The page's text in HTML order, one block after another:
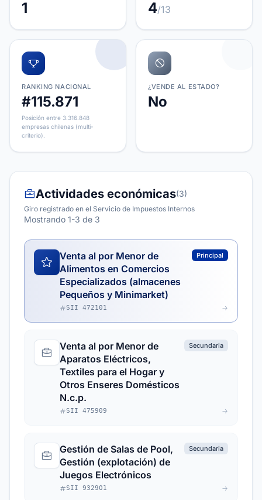
1 4/13
RANKING NACIONAL
#115.871
Posición entre 3.316.848
empresas chilenas (multi-
criterio).
¿VENDE AL ESTADO?
No
Actividades económicas(3)
Giro registrado en el Servicio de Impuestos Internos
Mostrando 1-3 de 3
Venta al por Menor de
Alimentos en Comercios
Especializados (almacenes
Pequeños y Minimarket)
Principal
SII 472101
Venta al por Menor de
Aparatos Eléctricos,
Textiles para el Hogar y
Otros Enseres Domésticos
N.c.p.
Secundaria
SII 475909
Gestión de Salas de Pool,
Gestión (explotación) de
Juegos Electrónicos
Secundaria
SII 932901